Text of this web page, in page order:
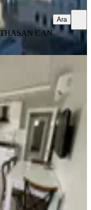
HASAN CAN
Ara
3+1 Daire (1
04.08.2026